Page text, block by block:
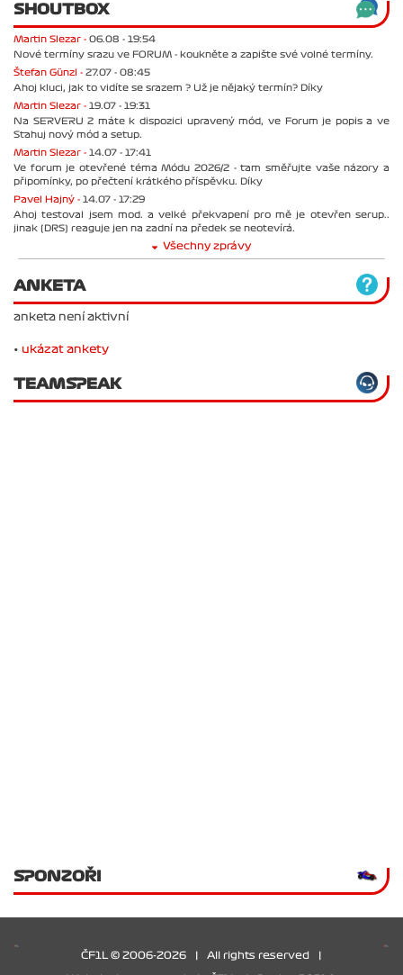
SHOUTBOX
Martin Slezar - 06.08 - 19:54
Nové termíny srazu ve FORUM - koukněte a zapište své volné termíny.
Štefan Günzl - 27.07 - 08:45
Ahoj kluci, jak to vidíte se srazem ? Už je nějaký termín? Díky
Martin Slezar - 19.07 - 19:31
Na SERVERU 2 máte k dispozici upravený mód, ve Forum je popis a ve
Stahuj nový mód a setup.
Martin Slezar - 14.07 - 17:41
Ve forum je otevřené téma Módu 2026/2 - tam směřujte vaše názory a
připomínky, po přečtení krátkého příspěvku. Díky
Pavel Hajný - 14.07 - 17:29
Ahoj testoval jsem mod. a velké překvapení pro mě je otevřen serup..
jinak (DRS) reaguje jen na zadní na předek se neotevírá.
Všechny zprávy
ANKETA
anketa není aktivní
• ukázat ankety
TEAMSPEAK
SPONZOŘI
ČF1L © 2006-2026 All rights reserved